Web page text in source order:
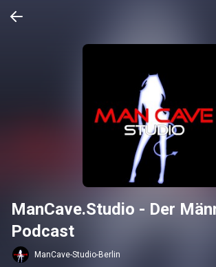
ManCave.Studio - Der
Podcast
ManCave-Studio-Berlin